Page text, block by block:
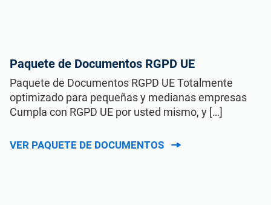
Paquete de Documentos RGPD UE
Paquete de Documentos RGPD UE Totalmente
optimizado para pequeñas y medianas empresas
Cumpla con RGPD UE por usted mismo, y […]
VER PAQUETE DE DOCUMENTOS